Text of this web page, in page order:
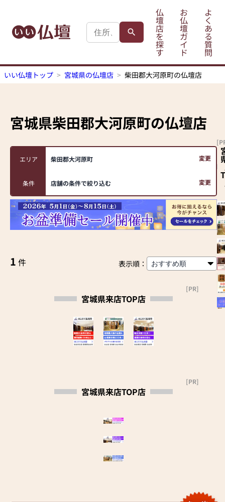
仏
壇
店
を
探
す
お
仏
壇
ガ
イ
ド
よ
く
あ
る
質
問
いい仏壇トップ 宮城県の仏壇店 柴田郡大河原町の仏壇店
宮城県柴田郡大河原町の仏壇店
エリア 柴田郡大河原町 変更
条件 店舗の条件で絞り込む 変更
1 件 表示順：
宮城県来店TOP店
[PR]
宮城県来店TOP店
[PR]